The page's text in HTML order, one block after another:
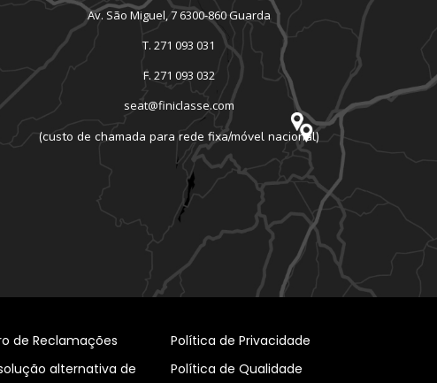
Av. São Miguel, 7 6300-860 Guarda
T. 271 093 031
F. 271 093 032
seat@finiclasse.com
(custo de chamada para rede fixa/móvel nacional)
de Reclamações
alternativa de
Política de Privacidade
Política de Qualidade